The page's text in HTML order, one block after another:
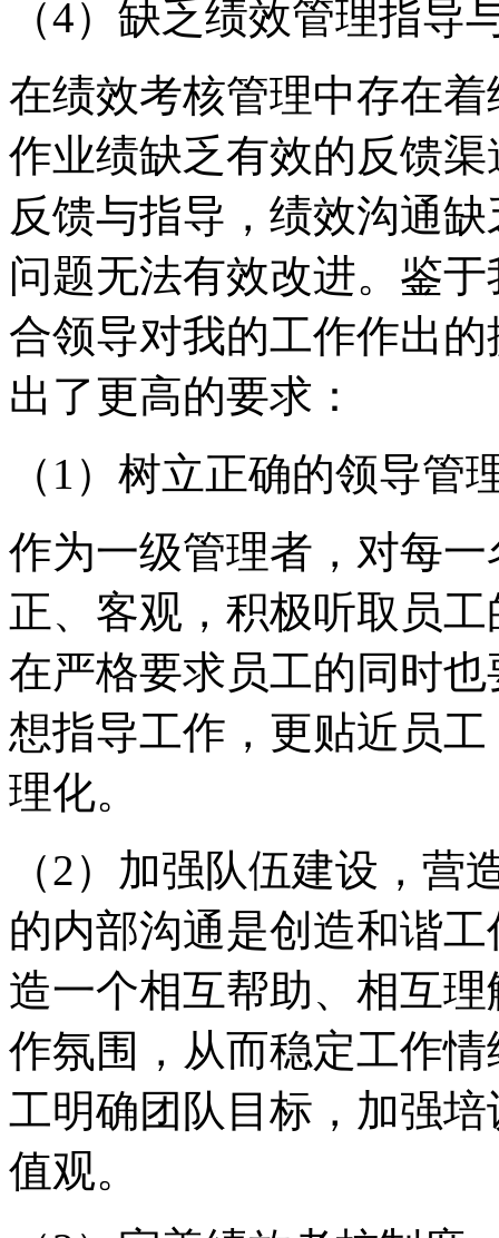
（4）缺乏绩效管理指导
在绩效考核管理中存在
作业绩缺乏有效的反馈
反馈与指导，绩效沟通
问题无法有效改进。鉴
合领导对我的工作作出
出了更高的要求：
（1）树立正确的领导管
作为一级管理者，对每
正、客观，积极听取员
在严格要求员工的同时
想指导工作，更贴近员
理化。
（2）加强队伍建设，
的内部沟通是创造和谐
造一个相互帮助、相互
作氛围，从而稳定工作
工明确团队目标，加强
值观。